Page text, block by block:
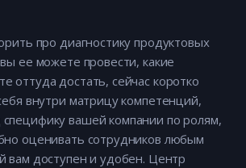
про диагностику продуктовых
ее можете провести, какие
оттуда достать, сейчас коротко
внутри матрицу компетенций,
вашей компании по ролям,
оценивать сотрудников любым
вам доступен и удобен. Центр